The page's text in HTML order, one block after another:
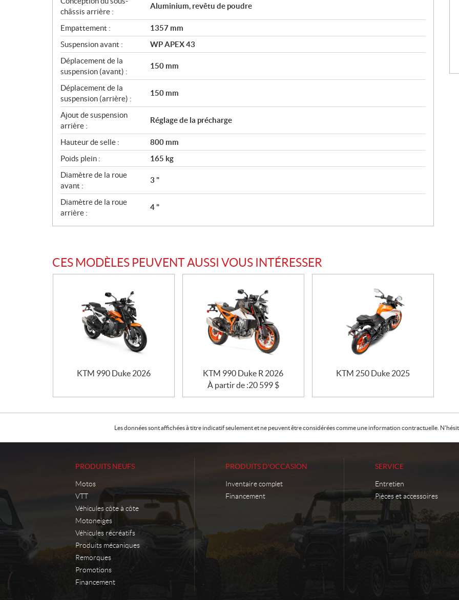
châssis arrière :
Aluminium, revêtu de poudre
Empattement :
1357 mm
Suspension avant :
WP APEX 43
Déplacement de la
suspension (avant) :
150 mm
Déplacement de la
suspension (arrière) :
150 mm
Ajout de suspension
arrière :
Réglage de la précharge
Hauteur de selle :
800 mm
Poids plein :
165 kg
Diamètre de la roue
avant :
3 "
Diamètre de la roue
arrière :
4 "
CES MODÈLES PEUVENT AUSSI VOUS INTÉRESSER
KTM 990 Duke 2026
KTM 990 Duke R 2026
À partir de :20 599 $
KTM 250 Duke 2025
Les données sont affichées à titre indicatif seulement et ne peuvent être considérées comme une information contractuelle.
PRODUITS NEUFS
Motos
VTT
Véhicules côte à côte
Motoneiges
Véhicules récréatifs
Produits mécaniques
Remorques
Promotions
Financement
PRODUITS D'OCCASION
Inventaire complet
Financement
SERVICE
Entretien
Pièces et accessoires